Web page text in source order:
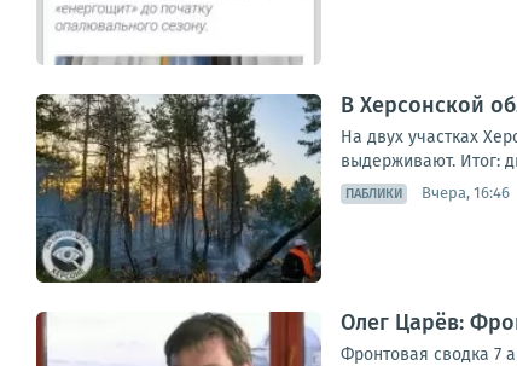
В Херсонской
На двух участках
выдерживают. Итог:
ПАБЛИКИ Вчера, 16:46
Олег Царёв:
Фронтовая сводка 7